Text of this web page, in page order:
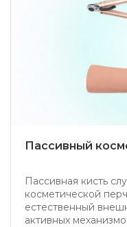
Пассивный
Пассивная кисть
косметической
естественный
активных